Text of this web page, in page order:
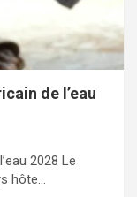
de l’eau
2028 Le
hôte…